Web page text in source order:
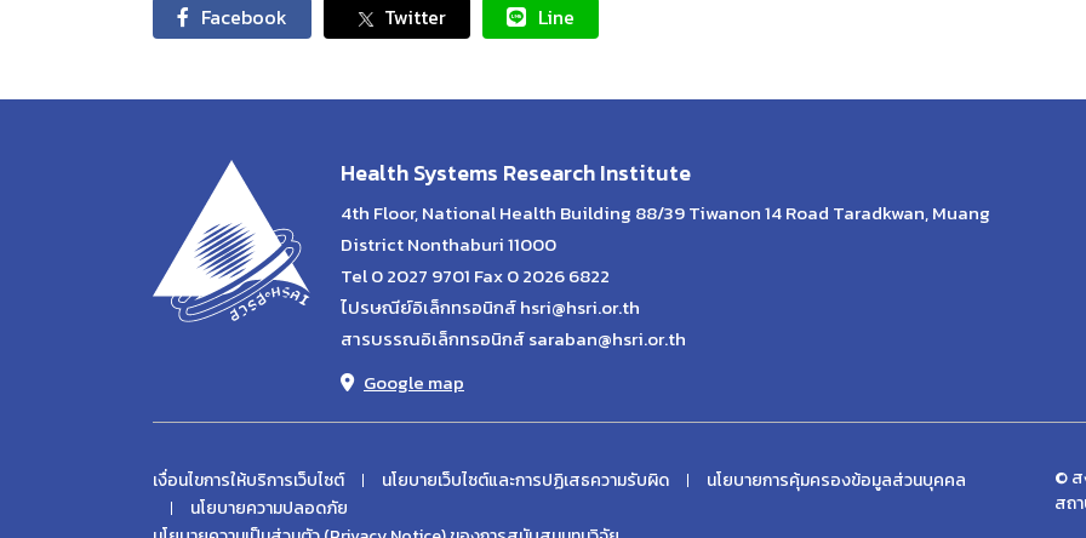
Facebook Twitter Line
Health Systems Research Institute
4th Floor, National Health Building 88/39 Tiwanon 14 Road Taradkwan, Muang
District Nonthaburi 11000
Tel 0 2027 9701 Fax 0 2026 6822
ไปรษณีย์อิเล็กทรอนิกส์ hsri@hsri.or.th
สารบรรณอิเล็กทรอนิกส์ saraban@hsri.or.th
Google map
เงื่อนไขการให้บริการเว็บไซต์ นโยบายเว็บไซต์และการปฏิเสธความรับผิด
นโยบายการคุ้มครองข้อมูลส่วนบุคคล
นโยบายความปลอดภัย
© ส
สถ